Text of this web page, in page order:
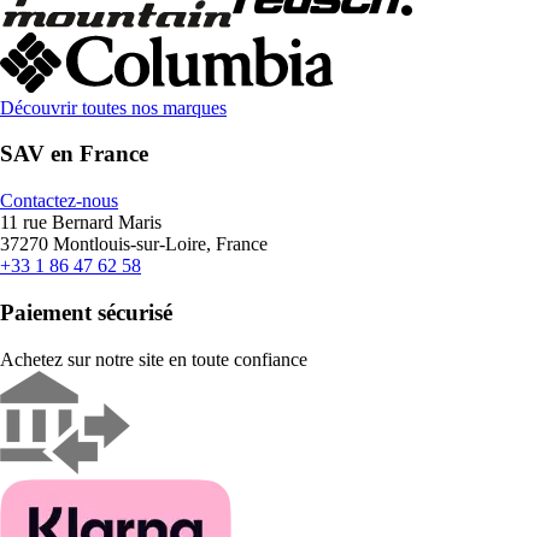
Découvrir toutes nos marques
SAV en France
Contactez-nous
11 rue Bernard Maris
37270 Montlouis-sur-Loire, France
+33 1 86 47 62 58
Paiement sécurisé
Achetez sur notre site en toute confiance